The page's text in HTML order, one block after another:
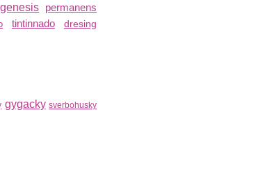
permanens
tintinnado dresing
gygacky sverbohusky